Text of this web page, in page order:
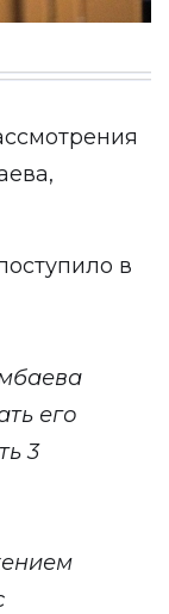
в
его
3